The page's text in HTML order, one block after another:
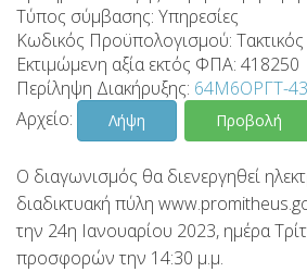
Τύπος σύμβασης: Υπηρεσίες
Κωδικός Προϋπολογισμού:
Εκτιμώμενη αξία εκτός ΦΠΑ: 418250
Περίληψη Διακήρυξης: 64Μ6ΟΡΓΤ-
Αρχείο:
Λήψη Προβολή
Ο διαγωνισμός θα διενεργηθεί
διαδικτυακή πύλη
την 24η Ιανουαρίου 2023, ημέρα
προσφορών την 14:30 μ.μ.